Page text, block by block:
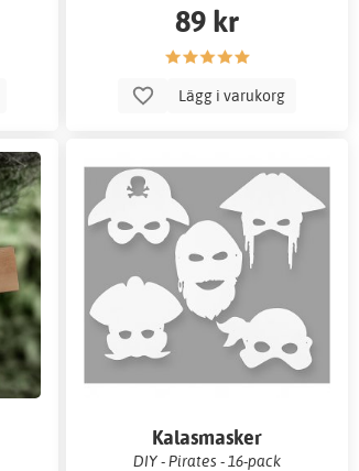
89 kr
Lägg i varukorg
Kalasmasker
DIY - Pirates - 16-pack